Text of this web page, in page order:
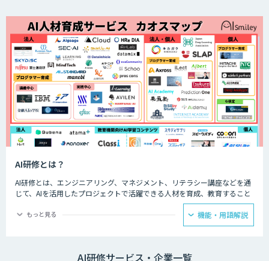
AI研修とは？
AI研修とは、エンジニアリング、マネジメント、リテラシー講座などを通
じて、AIを活用したプロジェクトで活躍できる人材を育成、教育すること
です。AI人材を育成、教育することで、企業のAIプロジェクトを成功させ
るための人材を確保することができます。
AIプロジェクトを推進するチームを作ることができるでしょう。
もっと見る 機能・用語解説
AI研修サービス・企業一覧